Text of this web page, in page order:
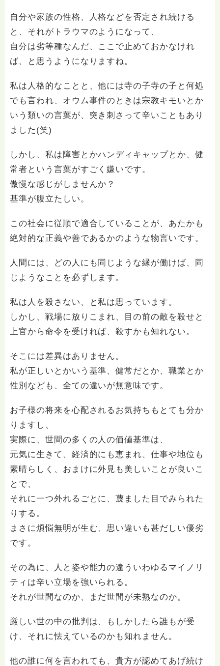
自分や家族の性格、人格などを否定され続ける
と、それがトラウマのようになって、
自分は劣等種なんだ、ここで止めておかなけれ
ば、と思うようになりますね。
私は人格的なことと、他には寺の子寺の子と何処
でも言われ、オウム事件のときは宗教キモいとか
いう類いの言葉が、突き刺さって辛いこともあり
ました(笑)
しかし、私は障害とかハンディキャップとか、健
常者という言葉がすごく嫌いです。
傲慢な感じがしませんか？
基準が腹立たしい。
この社会に従順で適合していることが、あたかも
絶対的な正義や善であるかのような物言いです。
人間には、どの人にも同じような縁が働けば、同
じようなことを必ずします。
私は人を殺さない、と私は思っています。
しかし、戦場に放りこまれ、目の前の敵を殺せと
上官から命令を受ければ、殺すかも知れない。
そこには差異はありません。
私が正しいとかいう基準、健常だとか、職業とか
性別なども、全ての違いが無意味です。
お子様の将来を心配されるお気持ちもとても分か
りますし、
実際に、世間の多くの人の価値基準は、
元気に生きて、経済的にも恵まれ、仕事や地位も
素晴らしく、おまけに外見も美しいことが良いこ
とで、
それに一つ外れるごとに、蔑ました目でみられた
りする。
まさに煩悩無明が生む、思い違いも甚だしい優劣
です。
その為に、人と姿や能力の違ういわゆるマイノリ
ティは辛い立場を強いられる。
それが世間なのか、まだ世間が未熟なのか。
厳しい世の中の批判は、もしかしたら誰もが受
け、それに怯えているのかも知れません。
他の誰に何を言われても、貴方が認めてあげ続け